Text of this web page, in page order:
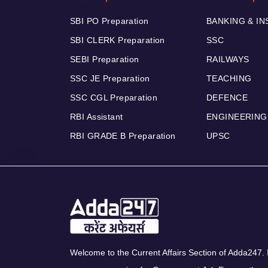
SBI PO Preparation
SBI CLERK Preparation
SEBI Preparation
SSC JE Preparation
SSC CGL Preparation
RBI Assistant
RBI GRADE B Preparation
BANKING &
SSC
RAILWAYS
TEACHING
DEFENCE
ENGINEERING
UPSC
Welcome to the Current Affairs Section of Adda247.